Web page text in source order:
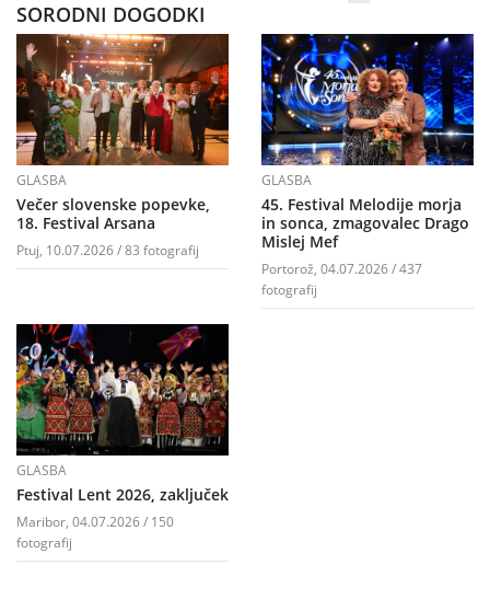
SORODNI DOGODKI
GLASBA
Večer slovenske popevke,
18. Festival Arsana
Ptuj, 10.07.2026 / 83 fotografij
GLASBA
45. Festival Melodije morja
in sonca, zmagovalec Drago
Mislej Mef
Portorož, 04.07.2026 / 437
fotografij
GLASBA
Festival Lent 2026, zaključek
Maribor, 04.07.2026 / 150
fotografij